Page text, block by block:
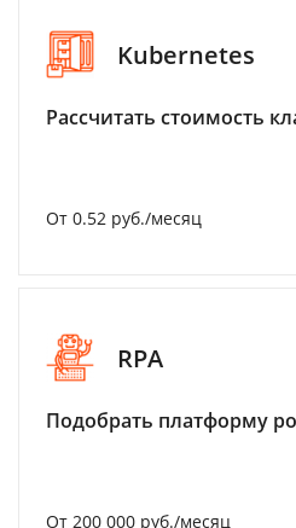
Kubernetes
Рассчитать стоимость
От 0.52 руб./месяц
RPA
Подобрать платформу
От 200 000 руб./месяц